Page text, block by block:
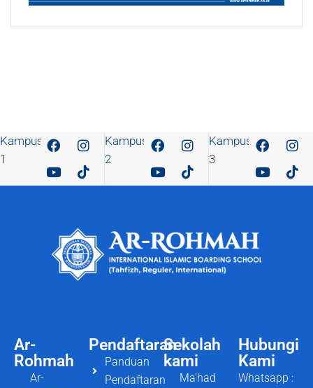
Kampus
1
Kampus
2
Kampus
3
Ar-
Rohmah
Ar-
Pendaftaran
Panduan
Pendaftaran
Hubungi
Kami
Whatsapp :
Sekolah
kami
Ma'had